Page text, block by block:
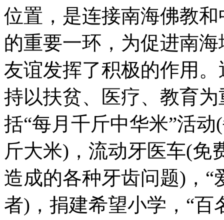
位置，是连接南海佛教
的重要一环，为促进南
友谊发挥了积极的作用
持以扶贫、医疗、教育
括“每月千斤中华米”活
斤大米)，流动牙医车(免
造成的各种牙齿问题)，“
者)，捐建希望小学，“百